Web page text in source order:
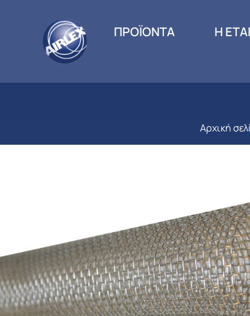
ΠΡΟΪΟΝΤΑ Η
Αρχική